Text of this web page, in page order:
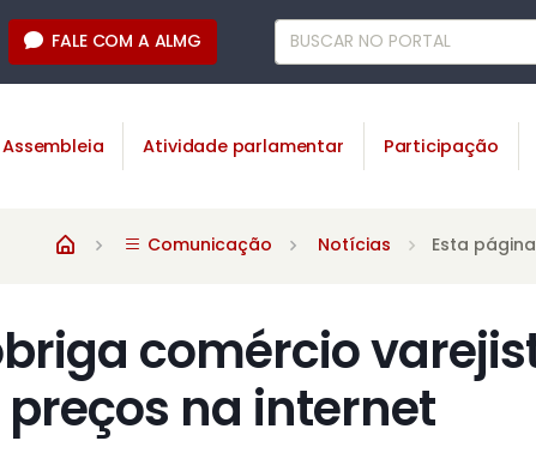
FALE COM A ALMG
Assembleia Atividade parlamentar Participação
Comunicação Notícias Esta página
comércio
na internet